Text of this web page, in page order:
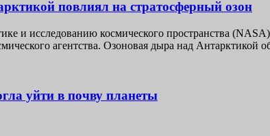
повлиял на стратосферный озон
и исследованию космического пространства
агентства. Озоновая дыра над Антарктикой
уйти в почву планеты